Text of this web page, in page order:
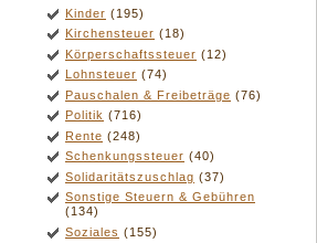
Kinder (195)
Kirchensteuer (18)
Körperschaftssteuer (12)
Lohnsteuer (74)
Pauschalen & Freibeträge (76)
Politik (716)
Rente (248)
Schenkungssteuer (40)
Solidaritätszuschlag (37)
Sonstige Steuern & Gebühren
(134)
Soziales (155)